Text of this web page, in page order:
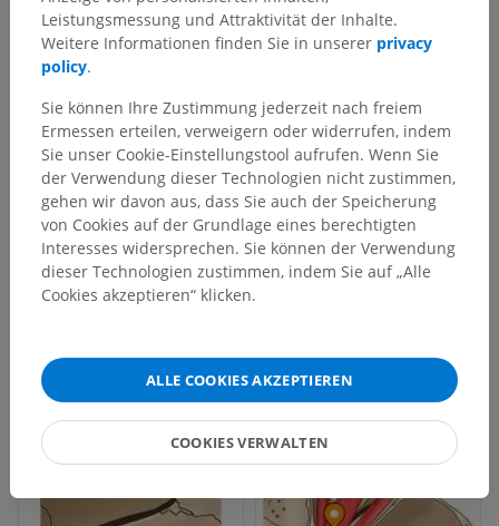
Leistungsmessung und Attraktivität der Inhalte.
Weitere Informationen finden Sie in unserer privacy
policy.
Sie können Ihre Zustimmung jederzeit nach freiem
Ermessen erteilen, verweigern oder widerrufen, indem
Sie unser Cookie-Einstellungstool aufrufen. Wenn Sie
der Verwendung dieser Technologien nicht zustimmen,
gehen wir davon aus, dass Sie auch der Speicherung
von Cookies auf der Grundlage eines berechtigten
Interesses widersprechen. Sie können der Verwendung
dieser Technologien zustimmen, indem Sie auf „Alle
Cookies akzeptieren“ klicken.
ALLE COOKIES AKZEPTIEREN
COOKIES VERWALTEN